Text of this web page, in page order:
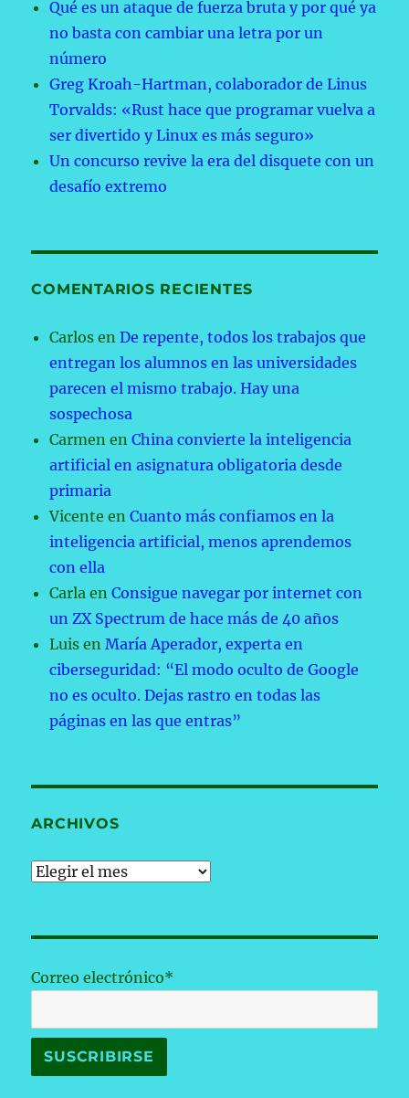
Qué es un ataque de fuerza bruta y por qué ya
no basta con cambiar una letra por un
número
Greg Kroah-Hartman, colaborador de Linus
Torvalds: «Rust hace que programar vuelva a
ser divertido y Linux es más seguro»
Un concurso revive la era del disquete con un
desafío extremo
COMENTARIOS RECIENTES
Carlos enDe repente, todos los trabajos que
entregan los alumnos en las universidades
parecen el mismo trabajo. Hay una
sospechosa
Carmen enChina convierte la inteligencia
artificial en asignatura obligatoria desde
primaria
Vicente enCuanto más confiamos en la
inteligencia artificial, menos aprendemos
con ella
Carla enConsigue navegar por internet con
un ZX Spectrum de hace más de 40 años
Luis enMaría Aperador, experta en
ciberseguridad: “El modo oculto de Google
no es oculto. Dejas rastro en todas las
páginas en las que entras”
ARCHIVOS
Archivos
Correo electrónico*